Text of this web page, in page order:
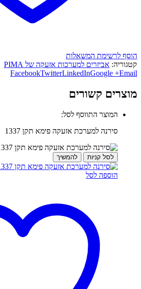
הוסף לרשימת המשאלות
קטגוריה: אביזרים למערכות אזעקה של PIMA
FacebookTwitterLinkedInGoogle +Email
מוצרים קשורים
המוצר התווסף לסל:
סירנה למערכת אזעקה פימא תקן 1337
לסל קניות להמשיך
הוספה לסל